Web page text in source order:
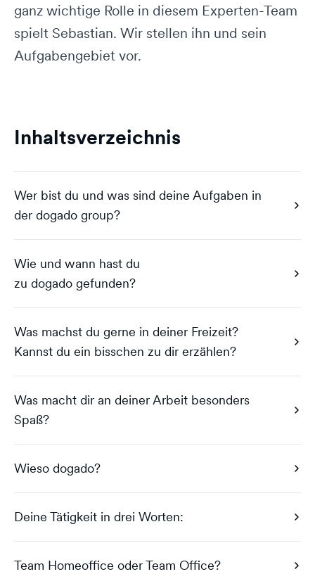
ganz wichtige Rolle in diesem Experten-Team
spielt Sebastian. Wir stellen ihn und sein
Aufgabengebiet vor.
Inhaltsverzeichnis
Wer bist du und was sind deine Aufgaben in
der dogado group?
Wie und wann hast du
zu dogado gefunden?
Was machst du gerne in deiner Freizeit?
Kannst du ein bisschen zu dir erzählen?
Was macht dir an deiner Arbeit besonders
Spaß?
Wieso dogado?
Deine Tätigkeit in drei Worten:
Team Homeoffice oder Team Office?